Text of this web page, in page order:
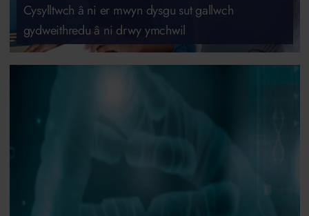
Cysylltwch â ni er mwyn dysgu sut gallwch
gydweithredu â ni drwy ymchwil